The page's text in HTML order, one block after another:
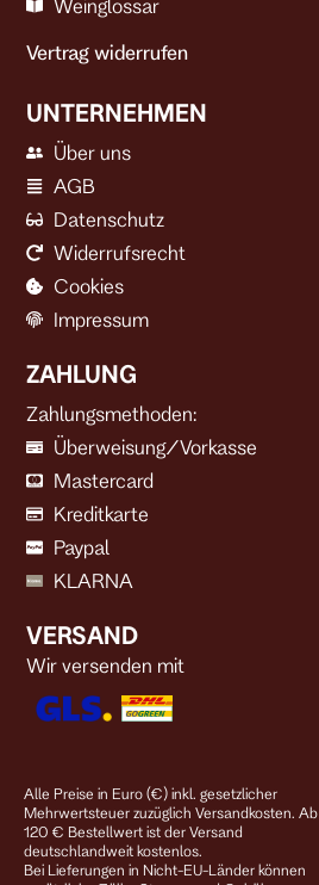
Weinglossar
Vertrag widerrufen
UNTERNEHMEN
Über uns
AGB
Datenschutz
Widerrufsrecht
Cookies
Impressum
ZAHLUNG
Zahlungsmethoden:
Überweisung/Vorkasse
Mastercard
Kreditkarte
Paypal
KLARNA
VERSAND
Wir versenden mit
Alle Preise in Euro (€) inkl. gesetzlicher
Mehrwertsteuer zuzüglich Versandkosten. Ab
120 € Bestellwert ist der Versand
deutschlandweit kostenlos.
Bei Lieferungen in Nicht-EU-Länder können